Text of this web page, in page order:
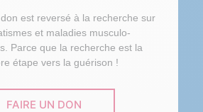
est reversé à la recherche sur
et maladies musculo-
Parce que la recherche est la
étape vers la guérison !
FAIRE UN DON